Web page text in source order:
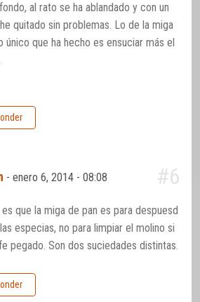
al rato se ha ablandado y con un
quitado sin problemas. Lo de la miga
único que ha hecho es ensuciar más el
-enero 6, 2014 - 08:08 #6
es que la miga de pan es para despuesd
especias, no para limpiar el molino si
pegado. Son dos suciedades distintas.